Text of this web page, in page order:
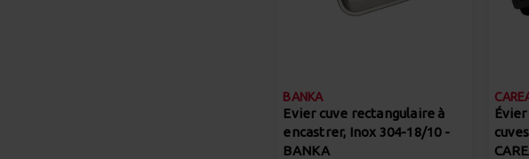
BANKA
Evier cuve rectangulaire à
encastrer, Inox 304-18/10 -
BANKA